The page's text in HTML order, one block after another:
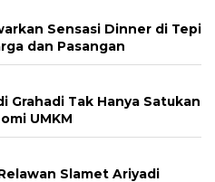
Sensasi Dinner di Tepi
dan Pasangan
Grahadi Tak Hanya Satukan
UMKM
Slamet Ariyadi